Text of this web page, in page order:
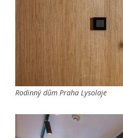
Rodinný dům Praha Lysolaje